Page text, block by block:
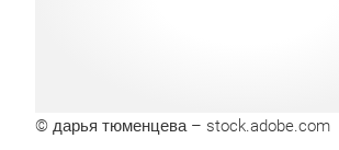
© дарья тюменцева – stock.adobe.com